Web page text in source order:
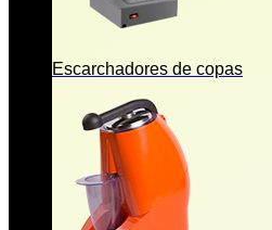
Escarchadores de copas